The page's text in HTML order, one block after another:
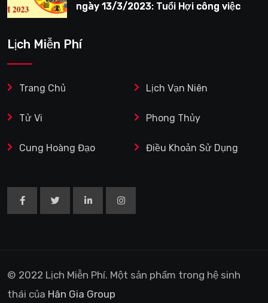
ngày 13/3/2023: Tuổi Hợi công việc
Lịch Miễn Phí
Trang Chủ Lịch Vạn Niên
Tử Vi Phong Thủy
Cung Hoàng Đạo Điều Khoản Sử Dụng
© 2022 Lịch Miễn Phí. Một sản phẩm trong hệ sinh
thái của Hân Gia Group